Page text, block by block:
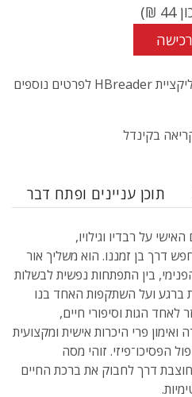
44
₪)
ספרים דיגיטליים נשלחים לאפליקציית HBreader לפרטים נוספים
בקינדל
תוכן עניינים ופתח דבר
על רבדיו וגילויו,
דרך בן זמננו. הוא משליך אור
בין התפתחות נפשית לבשלות
ברגע ועל השתקפות האחד בנו
לאחד הגות וסיפורי חיים,
ואימון פרי היכרות אישית ומקצועית
הפסיכו־פיזי. זוהי מסה
דרך לחבוק את ברכת החיים